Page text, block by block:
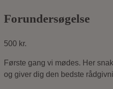
Forundersøgelse
500 kr.
Første gang vi mødes. Her
og giver dig den bedste